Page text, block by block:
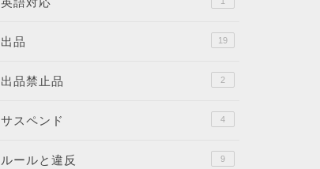
出品 19
出品禁止品 2
サスペンド 4
ルールと違反 9